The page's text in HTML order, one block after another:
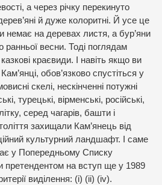
а через річку перекинуто
й дуже колоритні. Й усе це
немає на деревах листя, а бур’яни
ранньої весни. Тоді поглядам
краєвиди. І навіть якщо ви
обов’язково спустіться у
скелі, нескінченні потужні
турецькі, вірменські, російські,
серед чагарів, башти і
захищали Кам’янець від
культурний ландшафт. І саме
у Попередньому Списку
на вступ ще у 1989
виділення: (i) (ii) (iv).